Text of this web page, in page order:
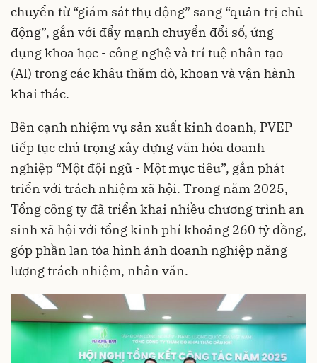
chuyển từ “giám sát thụ động” sang “quản trị chủ
động”, gắn với đẩy mạnh chuyển đổi số, ứng
dụng khoa học - công nghệ và trí tuệ nhân tạo
(AI) trong các khâu thăm dò, khoan và vận hành
khai thác.
Bên cạnh nhiệm vụ sản xuất kinh doanh, PVEP
tiếp tục chú trọng xây dựng văn hóa doanh
nghiệp “Một đội ngũ - Một mục tiêu”, gắn phát
triển với trách nhiệm xã hội. Trong năm 2025,
Tổng công ty đã triển khai nhiều chương trình an
sinh xã hội với tổng kinh phí khoảng 260 tỷ đồng,
góp phần lan tỏa hình ảnh doanh nghiệp năng
lượng trách nhiệm, nhân văn.